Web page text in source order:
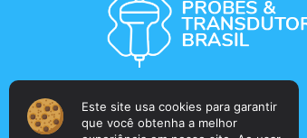
Este site usa cookies para garantir
que você obtenha a melhor